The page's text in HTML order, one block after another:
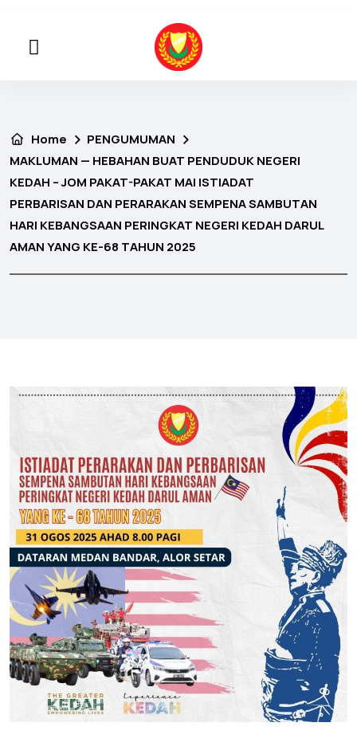
Home
PENGUMUMAN
MAKLUMAN — HEBAHAN BUAT PENDUDUK NEGERI
KEDAH – JOM PAKAT-PAKAT MAI ISTIADAT
PERBARISAN DAN PERARAKAN SEMPENA SAMBUTAN
HARI KEBANGSAAN PERINGKAT NEGERI KEDAH DARUL
AMAN YANG KE-68 TAHUN 2025